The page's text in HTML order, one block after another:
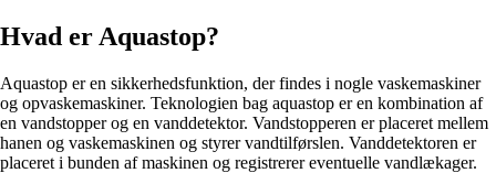
Hvad er Aquastop?
Aquastop er en sikkerhedsfunktion, der findes i nogle vaskemaskiner
og opvaskemaskiner. Teknologien bag aquastop er en kombination af
en vandstopper og en vanddetektor. Vandstopperen er placeret mellem
hanen og vaskemaskinen og styrer vandtilførslen. Vanddetektoren er
placeret i bunden af maskinen og registrerer eventuelle vandlækager.